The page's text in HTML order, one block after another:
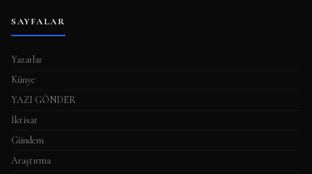
SAYFALAR
Yazarlar
Künye
YAZI GÖNDER
İktisat
Gündem
Araştırma